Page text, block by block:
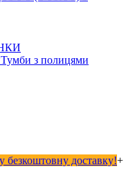
Тумби з полицями
безкоштовну доставку!+